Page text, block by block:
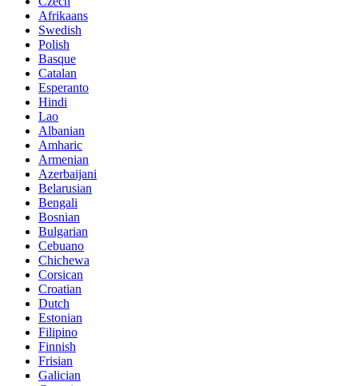
Afrikaans
Swedish
Polish
Basque
Catalan
Esperanto
Hindi
Lao
Albanian
Amharic
Armenian
Azerbaijani
Belarusian
Bengali
Bosnian
Bulgarian
Cebuano
Chichewa
Corsican
Croatian
Dutch
Estonian
Filipino
Finnish
Frisian
Galician